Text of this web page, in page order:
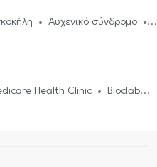
στο Νέο Ψυχικό
στα Μελίσσια
στη Νέα φιλοθέη
Περιαρθρίτιδα ώμου
Αυχενικό σύνδρομο
Health Clinic
Bioclab